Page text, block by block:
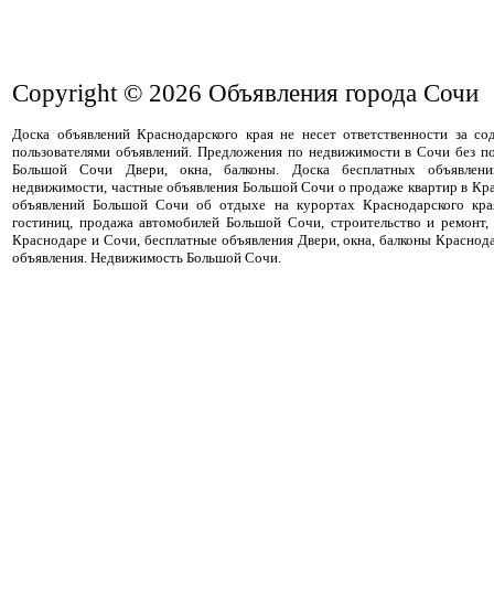
Copyright © 2026 Объявления города Сочи
Доска объявлений Краснодарского края не несет ответственности за
пользователями объявлений. Предложения по недвижимости в Сочи без
Большой Сочи Двери, окна, балконы. Доска бесплатных
недвижимости, частные объявления Большой Сочи о продаже квартир в
объявлений Большой Сочи об отдыхе на курортах Краснодарского
гостиниц, продажа автомобилей Большой Сочи, строительство и
Краснодаре и Сочи, бесплатные объявления Двери, окна, балконы
объявления. Недвижимость Большой Сочи.